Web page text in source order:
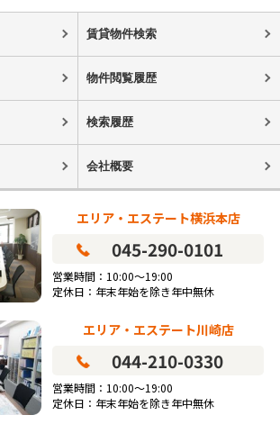
賃貸物件検索
物件閲覧履歴
検索履歴
会社概要
エリア・エステート横浜本店
045-290-0101
営業時間：10:00～19:00
定休日：年末年始を除き年中無休
エリア・エステート川崎店
044-210-0330
営業時間：10:00～19:00
定休日：年末年始を除き年中無休